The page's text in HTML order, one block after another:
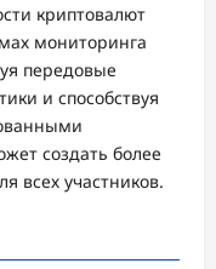
криптовалют
мониторинга
передовые
и способствуя
создать более
всех участников.